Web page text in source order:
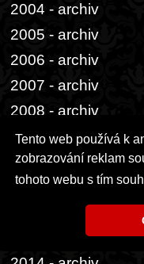
Tento web používá k
zobrazování reklam
tohoto webu s tím
2004 - archiv
2005 - archiv
2006 - archiv
2007 - archiv
2008 - archiv
2009 - archiv
2010 - archiv
2011 - archiv
2012 - archiv
2013 - archiv